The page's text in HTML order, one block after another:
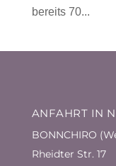
bereits 70...
ANFAHRT IN
BONNCHIRO
Rheidter Str. 17